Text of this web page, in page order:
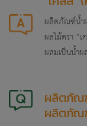
ผลิตภัณฑ์น้ำ
ผลไม้ตรา “
ผสมเป็นน้ำผ
ผลิตภัณ
ผลิตภัณ